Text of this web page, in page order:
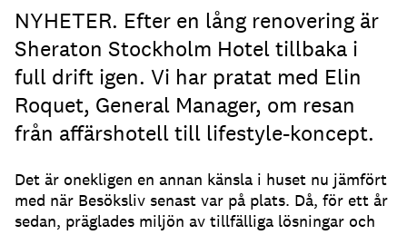
NYHETER. Efter en lång renovering är
Sheraton Stockholm Hotel tillbaka i
full drift igen. Vi har pratat med Elin
Roquet, General Manager, om resan
från affärshotell till lifestyle-koncept.
Det är onekligen en annan känsla i huset nu jämfört
med när Besöksliv senast var på plats. Då, för ett år
sedan, präglades miljön av tillfälliga lösningar och